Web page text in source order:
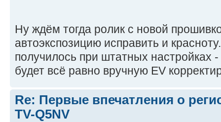
Ну ждём тогда ролик с новой
автоэкспозицию исправить и
получилось при штатных настройках
будет всё равно вручную EV
Re: Первые впечатления о
TV-Q5NV